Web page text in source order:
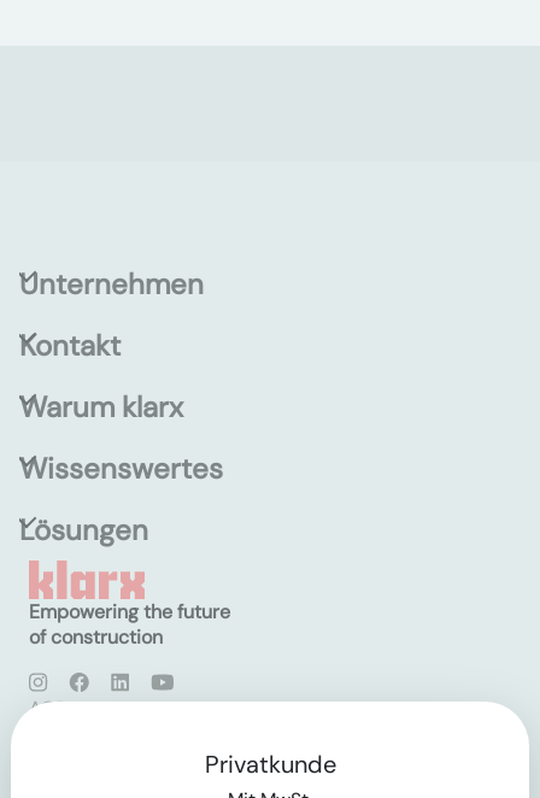
Unternehmen
Kontakt
Warum klarx
Wissenswertes
Lösungen
Empowering the future
of construction
AGB
Privatkunde